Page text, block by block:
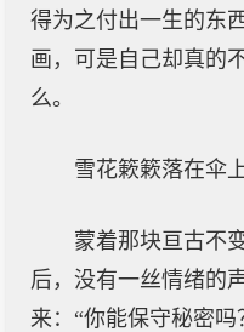
得为之付出一生的东
画，可是自己却真的
么。
雪花簌簌落在伞
蒙着那块亘古不
后，没有一丝情绪的
来：“你能保守秘密吗